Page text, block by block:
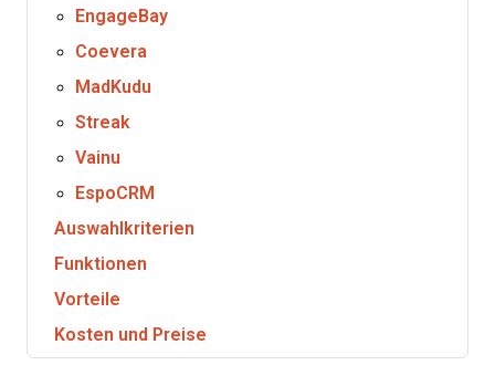
EngageBay
Coevera
MadKudu
Streak
Vainu
EspoCRM
Auswahlkriterien
Funktionen
Vorteile
Kosten und Preise